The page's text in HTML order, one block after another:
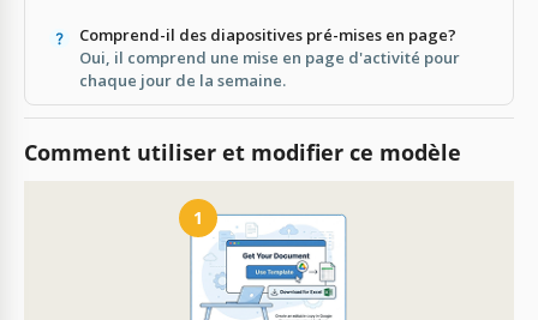
Comprend-il des diapositives pré-mises en page?
Oui, il comprend une mise en page d'activité pour
chaque jour de la semaine.
Comment utiliser et modifier ce modèle
1